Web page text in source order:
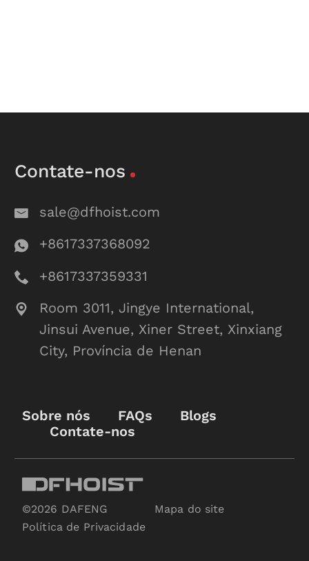
Contate-nos
sale@dfhoist.com
+8617337368092
+8617337359331
Room 3011, Jingye International,
Jinsui Avenue, Xiner Street, Xinxiang
City, Província de Henan
Sobre nós FAQs
Blogs
Contate-nos
©2026 DAFENG
Mapa do site
Política de Privacidade